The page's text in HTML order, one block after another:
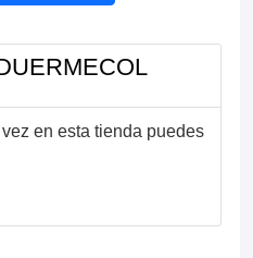
en esta tienda puedes